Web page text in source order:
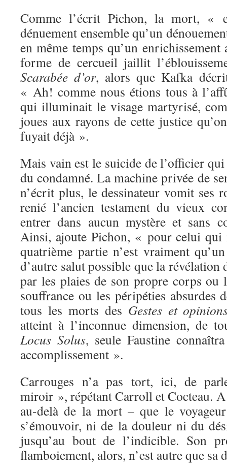
Comme l’écrit Pichon, la mort, «
dénuement ensemble qu’un
en même temps qu’un
forme de cercueil jaillit
Scarabée d’or, alors que Kafka
« Ah! comme nous étions tous à
qui illuminait le visage martyrisé,
joues aux rayons de cette justice
fuyait déjà ».
Mais vain est le suicide de l’officier
du condamné. La machine privée de
n’écrit plus, le dessinateur vomit ses
renié l’ancien testament du vieux
entrer dans aucun mystère et sans
Ainsi, ajoute Pichon, « pour celui qui
quatrième partie n’est vraiment
d’autre salut possible que la
par les plaies de son propre corps ou
souffrance ou les péripéties absurdes
tous les morts des Gestes et
atteint à l’inconnue dimension, de
Locus Solus, seule Faustine
accomplissement ».
Carrouges n’a pas tort, ici, de
miroir », répétant Carroll et Cocteau.
au-delà de la mort – que le
s’émouvoir, ni de la douleur ni du
jusqu’au bout de l’indicible. Son
flamboiement, alors, n’est autre que sa